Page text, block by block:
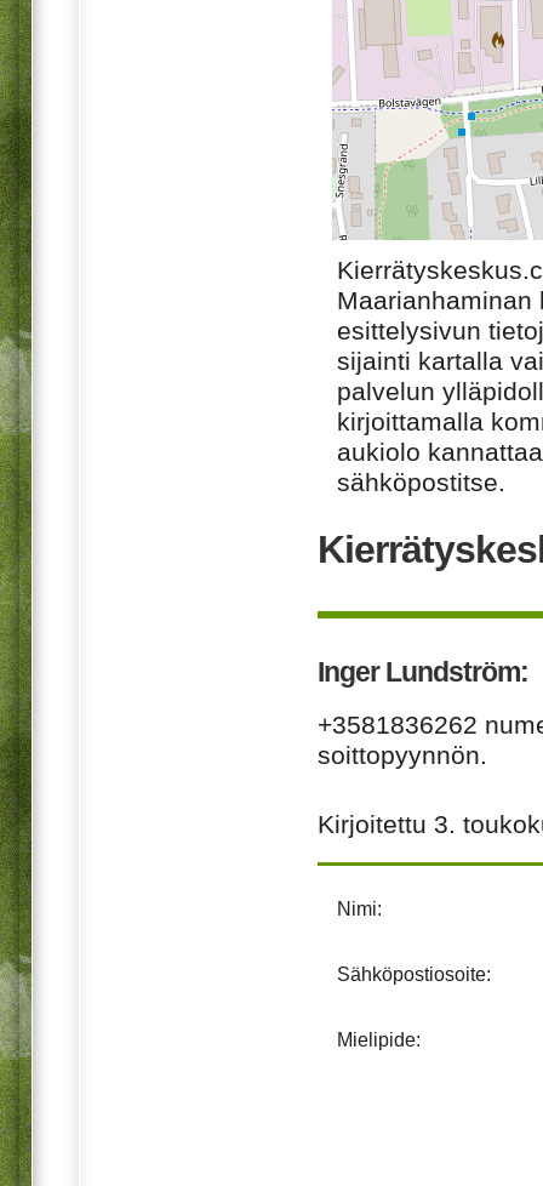
Maarianhaminan
esittelysivun
sijainti kartalla
palvelun
kirjoittamalla
aukiolo
sähköpostitse.
Inger Lundström:
+3581836262
soittopyynnön.
Kirjoitettu 3.
Nimi:
Sähköpostiosoite:
Mielipide: